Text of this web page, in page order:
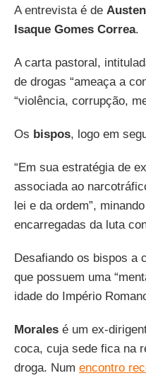
A entrevista é de
Isaque Gomes Correa.
A carta pastoral,
de drogas “ameaça a
“violência, corrupção,
Os bispos, logo em
“Em sua estratégia de
associada ao
lei e da ordem”,
encarregadas da luta
Desafiando os bispos a
que possuem uma
idade do Império
Moralesé um ex-
coca, cuja sede fica na
droga. Num encontro